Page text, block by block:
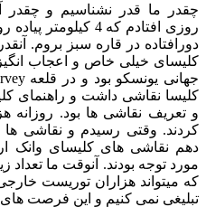
چقدر ما قدر نشناسیم و چقدر
روزی افتادم که 4
دورافتاده در قاره سبز بروم.
کلیسای خیلی خاص و اعجاب
کلیسا نقاشی داشت و راهنمای
و تعریف نقاشی ها بود. روزانه
کردند. وقتی رسیدم و نقاشی ها
دهم نقاشی های کلیسای وانک
مورد توجه بودند. آنوقت ما تعداد
که میتواند هزاران توریست
تبلیغی نمی کنیم و این فرصت